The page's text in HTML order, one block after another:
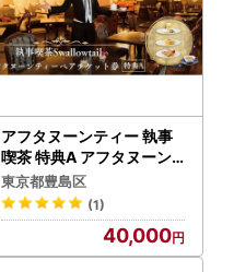
アフタヌーンティー 執事
喫茶 特典A アフタヌーン
ティー
東京都豊島区
(1)
40,000